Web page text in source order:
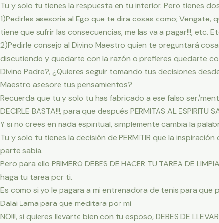
Tu y solo tu tienes la respuesta en tu interior. Pero tienes
1)Pedirles asesoría al Ego que te dira cosas como; Vengate,
tiene que sufrir las consecuencias, me las va a pagar!!!, etc.
2)Pedirle consejo al Divino Maestro quien te preguntará
discutiendo y quedarte con la razón o prefieres quedarte
Divino Padre?, ¿Quieres seguir tomando tus decisiones
Maestro asesore tus pensamientos?
Recuerda que tu y solo tu has fabricado a ese falso ser/mente
DECIRLE BASTA!!!, para que después PERMITAS AL ESPIRITU
Y si no crees en nada espiritual, simplemente cambia la
Tu y solo tu tienes la decisión de PERMITIR que la
parte sabia.
Pero para ello PRIMERO DEBES DE HACER TU TAREA DE
haga tu tarea por ti.
Es como si yo le pagara a mi entrenadora de tenis para
Dalai Lama para que meditara por mi
NO!!!, si quieres llevarte bien con tu esposo, DEBES DE